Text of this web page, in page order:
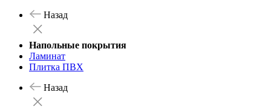
Назад
Напольные покрытия
Ламинат
Плитка ПВХ
Назад